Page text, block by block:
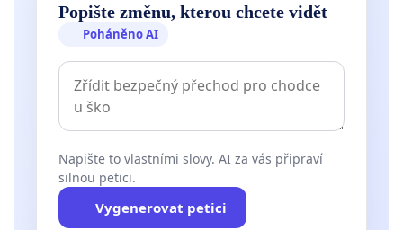
Popište změnu, kterou chcete vidět
Poháněno AI
Napište to vlastními slovy. AI za vás připraví
silnou petici.
Vygenerovat petici